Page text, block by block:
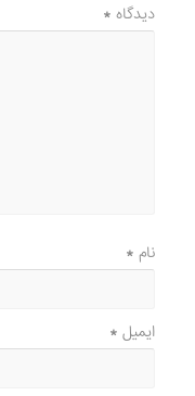
دیدگاه*
نام*
ایمیل*